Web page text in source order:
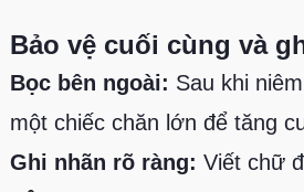
Bảo vệ cuối cùng và
Bọc bên ngoài: Sau khi
một chiếc chăn lớn để tăng
Ghi nhãn rõ ràng: Viết chữ